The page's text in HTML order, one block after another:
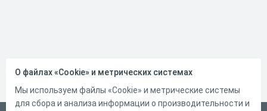
О файлах «Cookie» и метрических системах
Мы используем файлы «Cookie» и метрические системы
для сбора и анализа информации о производительности и